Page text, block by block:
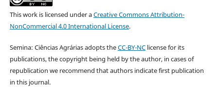
This work is licensed under aCreative Commons Attribution-
NonCommercial 4.0 International License.
Semina: Ciências Agrárias adopts theCC-BY-NClicense for its
publications, the copyright being held by the author, in cases of
republication we recommend that authors indicate first publication
in this journal.